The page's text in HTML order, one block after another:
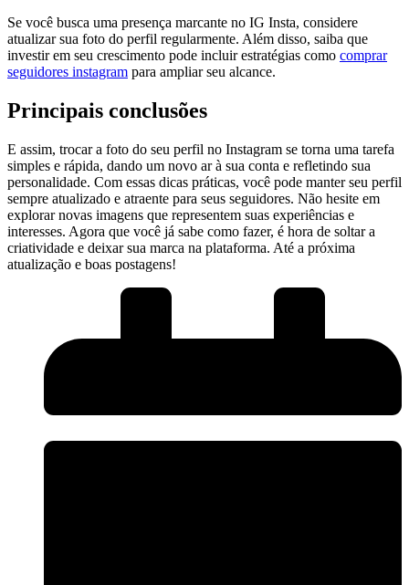
Se você ‌busca uma presença‌ marcante no IG Insta, considere
atualizar sua ⁢foto do perfil⁣ regularmente. Além disso, saiba que
investir em‍ seu crescimento pode incluir estratégias como comprar
seguidores⁣ instagram para ampliar seu alcance.
Principais conclusões
E ​assim, trocar a foto do⁤ seu ‌perfil no Instagram ‌se torna ⁢uma tarefa
simples e rápida, dando⁢ um novo ar à sua conta e refletindo sua
⁣personalidade. Com essas dicas‌ práticas, você pode ‌manter‌ seu perfil
⁤sempre atualizado e atraente ​para‌ seus seguidores. Não⁢ hesite em
explorar novas imagens que representem suas experiências e
interesses. Agora que você ‍já sabe como fazer, ‍é hora de soltar a
⁢criatividade e deixar sua marca na plataforma. Até a próxima
atualização e‍ boas postagens!